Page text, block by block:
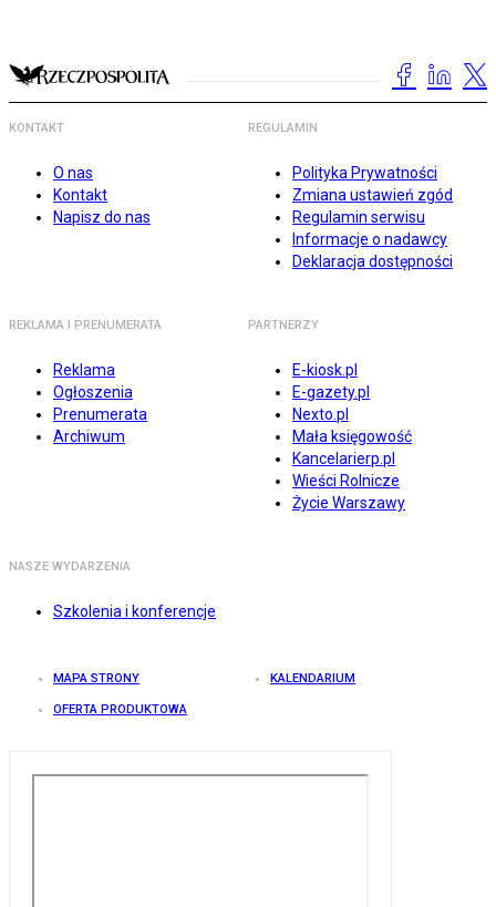
KONTAKT
O nas
Kontakt
Napisz do nas
REGULAMIN
Polityka Prywatności
Zmiana ustawień zgód
Regulamin serwisu
Informacje o nadawcy
Deklaracja dostępności
REKLAMA I PRENUMERATA
Reklama
Ogłoszenia
Prenumerata
Archiwum
PARTNERZY
E-kiosk.pl
E-gazety.pl
Nexto.pl
Mała księgowość
Kancelarierp.pl
Wieści Rolnicze
Życie Warszawy
NASZE WYDARZENIA
Szkolenia i konferencje
MAPA STRONY KALENDARIUM
OFERTA PRODUKTOWA